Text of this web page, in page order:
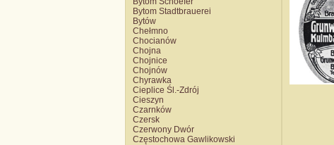
Bytom Stadtbrauerei
Bytów
Chełmno
Chocianów
Chojna
Chojnice
Chojnów
Chyrawka
Cieplice Śl.-Zdrój
Cieszyn
Czarnków
Czersk
Czerwony Dwór
Częstochowa Gawlikowski